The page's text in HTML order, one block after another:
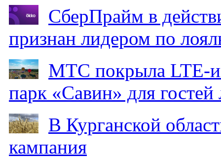
СберПрайм в
признан лидером по
МТС покрыла LTE-
парк «Савин» для гостей
В Курганской
кампания